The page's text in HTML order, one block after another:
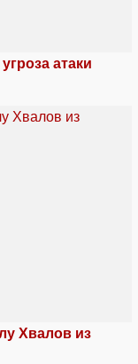
атаки
Хвалов из